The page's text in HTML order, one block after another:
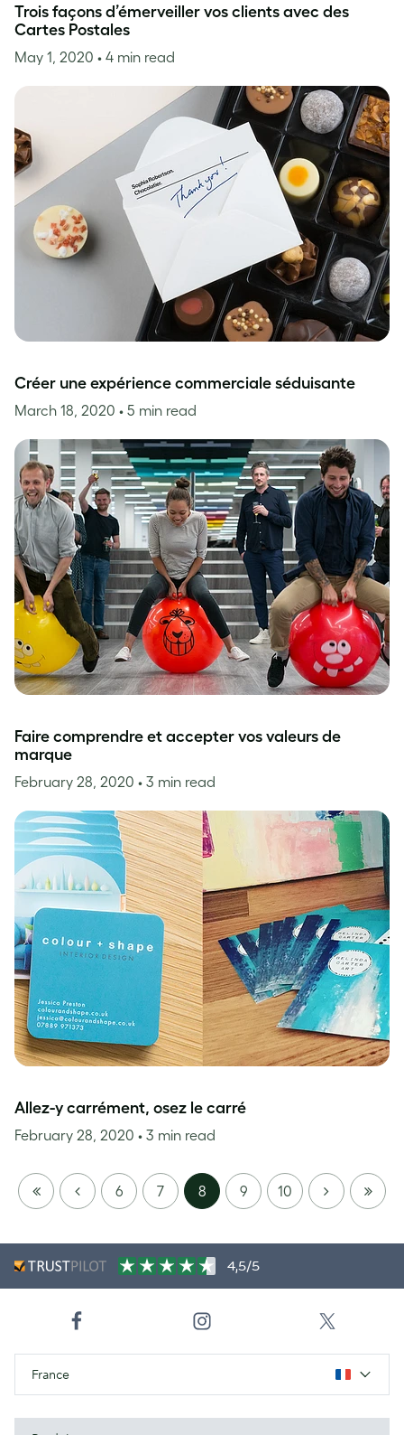
Trois façons d’émerveiller vos clients avec des
Cartes Postales
May 1, 2020 • 4 min read
Créer une expérience commerciale séduisante
March 18, 2020 • 5 min read
Faire comprendre et accepter vos valeurs de
marque
February 28, 2020 • 3 min read
Allez-y carrément, osez le carré
February 28, 2020 • 3 min read
FIRST
PAGE
PREVIOUS
6 7 8 9 10 NEXT
LAST
PAGE
4,5/5
France